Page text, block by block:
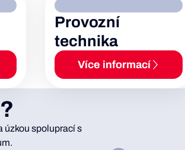
Provozní
technika
Více informací
úzkou spoluprací s